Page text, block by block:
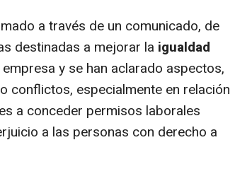
a través de un comunicado, de
destinadas a mejorar la igualdad
empresa y se han aclarado aspectos,
conflictos, especialmente en relación
a conceder permisos laborales
a las personas con derecho a